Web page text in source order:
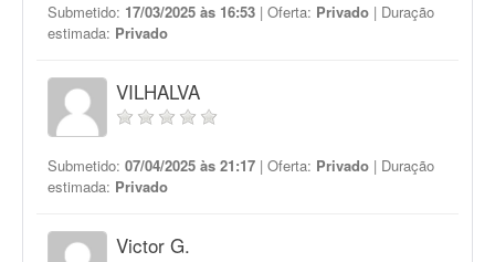
Submetido: 17/03/2025 às 16:53 | Oferta: Privado | Duração
estimada: Privado
VILHALVA
Submetido: 07/04/2025 às 21:17 | Oferta: Privado | Duração
estimada: Privado
Victor G.